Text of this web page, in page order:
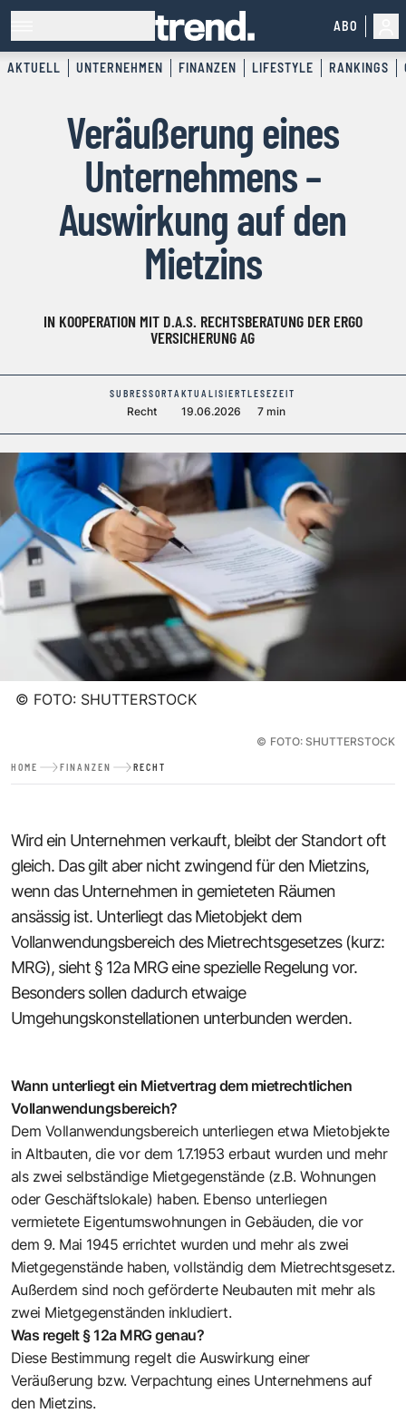
ABO
AKTUELL UNTERNEHMEN FINANZEN LIFESTYLE RANKINGS
Veräußerung eines
Unternehmens –
Auswirkung auf den
Mietzins
IN KOOPERATION MIT D.A.S. RECHTSBERATUNG DER ERGO
VERSICHERUNG AG
SUBRESSORT
Recht
AKTUALISIERT
19.06.2026
LESEZEIT
7 min
© FOTO: SHUTTERSTOCK
© FOTO: SHUTTERSTOCK
HOME FINANZEN RECHT
Wird ein Unternehmen verkauft, bleibt der Standort oft
gleich. Das gilt aber nicht zwingend für den Mietzins,
wenn das Unternehmen in gemieteten Räumen
ansässig ist. Unterliegt das Mietobjekt dem
Vollanwendungsbereich des Mietrechtsgesetzes (kurz:
MRG), sieht § 12a MRG eine spezielle Regelung vor.
Besonders sollen dadurch etwaige
Umgehungskonstellationen unterbunden werden.
Wann unterliegt ein Mietvertrag dem mietrechtlichen
Vollanwendungsbereich?
Dem Vollanwendungsbereich unterliegen etwa Mietobjekte
in Altbauten, die vor dem 1.7.1953 erbaut wurden und mehr
als zwei selbständige Mietgegenstände (z.B. Wohnungen
oder Geschäftslokale) haben. Ebenso unterliegen
vermietete Eigentumswohnungen in Gebäuden, die vor
dem 9. Mai 1945 errichtet wurden und mehr als zwei
Mietgegenstände haben, vollständig dem Mietrechtsgesetz.
Außerdem sind noch geförderte Neubauten mit mehr als
zwei Mietgegenständen inkludiert.
Was regelt § 12a MRG genau?
Diese Bestimmung regelt die Auswirkung einer
Veräußerung bzw. Verpachtung eines Unternehmens auf
den Mietzins.